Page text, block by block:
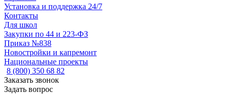
Установка и поддержка 24/7
Контакты
Для школ
Закупки по 44 и 223-ФЗ
Приказ №838
Новостройки и капремонт
Национальные проекты
8 (800) 350 68 82
Заказать звонок
Задать вопрос